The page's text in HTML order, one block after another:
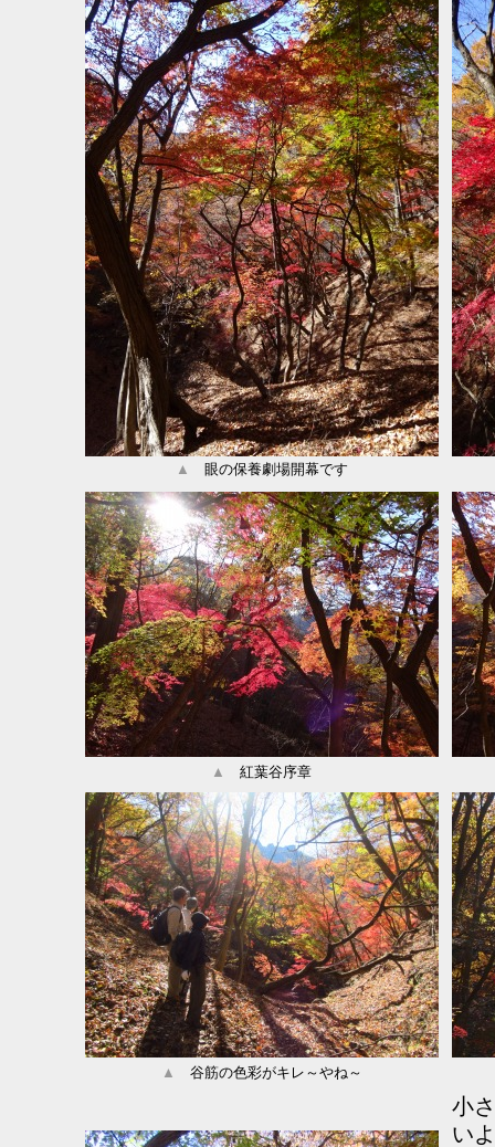
▲ 眼の保養劇場開幕です
▲ 紅葉谷序章
▲ 谷筋の色彩がキレ～やね～
小
い